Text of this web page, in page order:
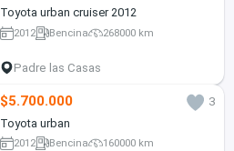
Toyota urban cruiser 2012
2012 Bencina 268000 km
Padre las Casas
$5.700.000
3
Toyota urban
2012 Bencina 160000 km